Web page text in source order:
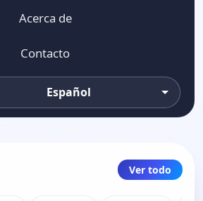
Acerca de
Contacto
Español
Ver todo